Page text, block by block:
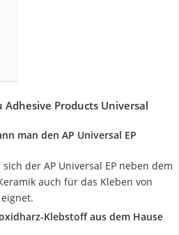
Products Universal
man den AP Universal EP
der AP Universal EP neben dem
auch für das Kleben von
Klebstoff aus dem Hause